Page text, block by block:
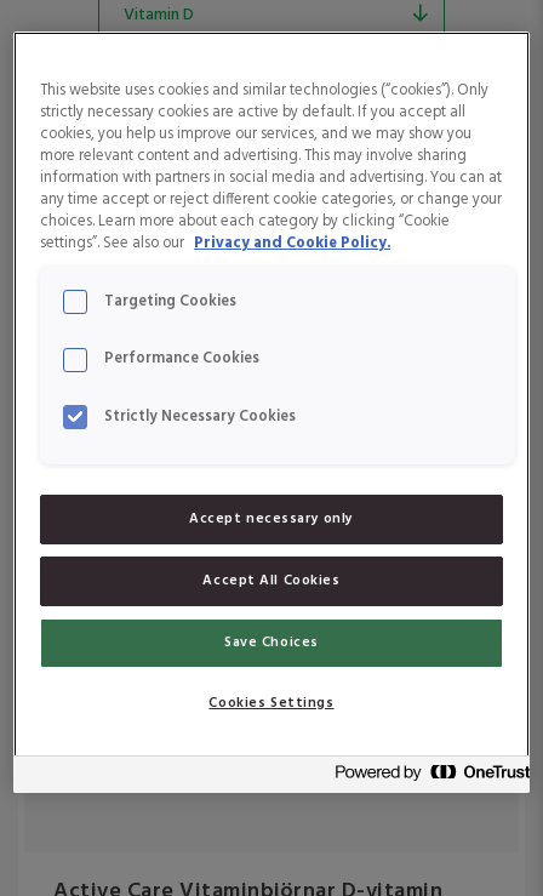
Vitamin D
Vitamin A
Vitamin B1
Vitamin B12
Vitamin B2
Vitamin B6
Vitamin B8
Vitamin C
D-vitamin är ett fettlösligt vitamin som finns i två former: D2 och
Vitamin D3. Vitamin D3 bildas när UV-strålar från solen träffar huden
och vitaminet kallas därför också för solskensvitaminet.
Det finns få livsmedel som är bra källor till D-vitamin, men de bästa är
fet fisk som sill, lax och makrill. Ägg, kött, mjölk och smör innehåller
D-vitamin bidrar till:
Normalt upptag och utnyttjande av kalcium och fosfor
Bidrar till att bibehålla normal benstomme
This website uses cookies and similar technologies (“cookies”). Only
strictly necessary cookies are active by default. If you accept all
cookies, you help us improve our services, and we may show you
more relevant content and advertising. This may involve sharing
information with partners in social media and advertising. You can at
any time accept or reject different cookie categories, or change your
choices. Learn more about each category by clicking “Cookie
settings”. See also our Privacy and Cookie Policy.
Targeting Cookies
Performance Cookies
Strictly Necessary Cookies
Accept necessary only
Accept All Cookies
Save Choices
Cookies Settings